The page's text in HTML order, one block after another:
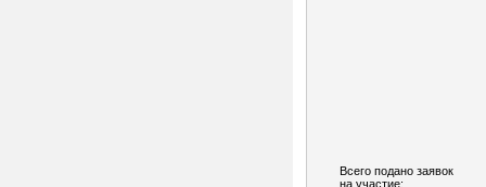
Всего подано заявок
на участие: